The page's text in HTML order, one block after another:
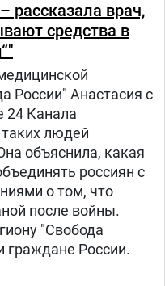
рассказала врач,
средства в
России" Анастасия с
24 Канала
людей
объяснила, какая
россиян с
о том, что
после войны.
"Свобода
граждане России.